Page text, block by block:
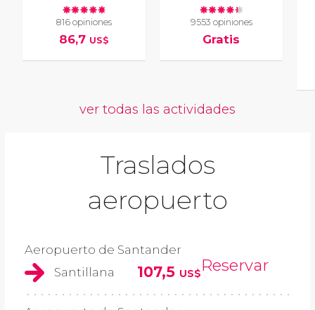
816 opiniones
86,7 US$
9553 opiniones
Gratis
ver todas las actividades
Traslados
aeropuerto
Aeropuerto de Santander
Santillana
107,5 US$Reservar